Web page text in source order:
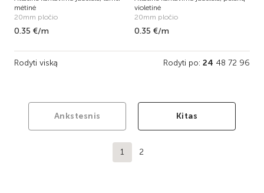
mėtinė
20mm pločio
0.35 €/m
violetinė
20mm pločio
0.35 €/m
Rodyti po: 24 48 72 96
Rodyti viską
Ankstesnis Kitas
1 2